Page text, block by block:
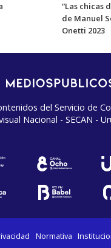
“Las chicas
de Manuel
Onetti 2023
del Servicio de
Nacional - SECAN -
Normativa